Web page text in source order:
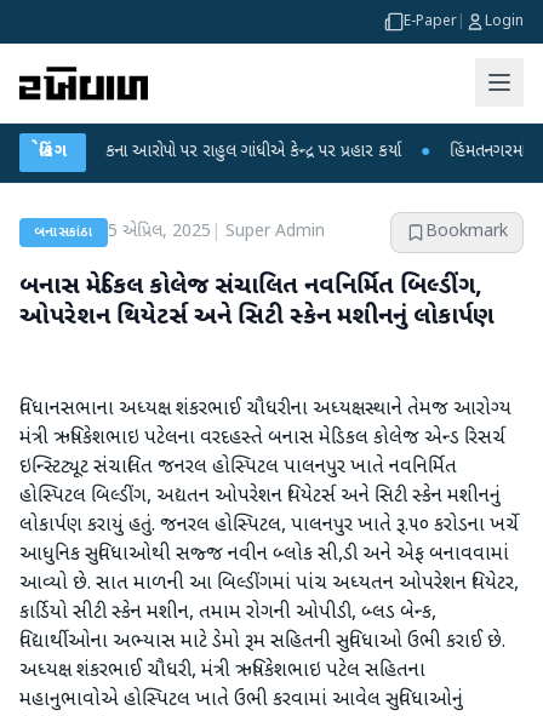
E-Paper Login
બ્રેકિંગ
લીકના આરોપો પર રાહુલ ગાંધીએ કેન્દ્ર પર પ્રહાર કર્યા ● હિંમતનગરમાં રહસ્યમય
બનાસકાંઠા 5 એપ્રિલ, 2025 Super Admin Bookmark
બનાસ મેડિકલ કોલેજ સંચાલિત નવનિર્મિત બિલ્ડીંગ,
ઓપરેશન થિયેટર્સ અને સિટી સ્કેન મશીનનું લોકાર્પણ
વિધાનસભાના અધ્યક્ષ શંકરભાઈ ચૌધરીના અધ્યક્ષસ્થાને તેમજ આરોગ્ય
મંત્રી ઋષિકેશભાઇ પટેલના વરદહસ્તે બનાસ મેડિકલ કોલેજ એન્ડ રિસર્ચ
ઇન્સ્ટિટ્યૂટ સંચાલિત જનરલ હોસ્પિટલ પાલનપુર ખાતે નવનિર્મિત
હોસ્પિટલ બિલ્ડીંગ, અદ્યતન ઓપરેશન થિયેટર્સ અને સિટી સ્કેન મશીનનું
લોકાર્પણ કરાયું હતું. જનરલ હોસ્પિટલ, પાલનપુર ખાતે રૂ.૫૦ કરોડના ખર્ચે
આધુનિક સુવિધાઓથી સજ્જ નવીન બ્લોક સી,ડી અને એફ બનાવવામાં
આવ્યો છે. સાત માળની આ બિલ્ડીંગમાં પાંચ અધ્યતન ઓપરેશન થિયેટર,
કાર્ડિયો સીટી સ્કેન મશીન, તમામ રોગની ઓપીડી, બ્લડ બેન્ક,
વિદ્યાર્થીઓના અભ્યાસ માટે ડેમો રૂમ સહિતની સુવિધાઓ ઉભી કરાઈ છે.
અધ્યક્ષ શંકરભાઈ ચૌધરી, મંત્રી ઋષિકેશભાઇ પટેલ સહિતના
મહાનુભાવોએ હોસ્પિટલ ખાતે ઉભી કરવામાં આવેલ સુવિધાઓનું